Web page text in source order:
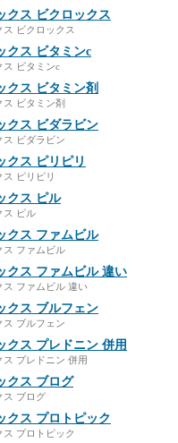
クス ビクロックス
ス ビクロックス
クス ビタミンc
ス ビタミンc
クス ビタミン剤
ス ビタミン剤
クス ビダラビン
ス ビダラビン
クス ピリピリ
ス ピリピリ
クス ピル
ス ピル
クス ファムビル
ス ファムビル
クス ファムビル 違い
ス ファムビル 違い
クス ブルフェン
ス ブルフェン
クス プレドニン 併用
ス プレドニン 併用
クス ブログ
ス ブログ
クス プロトピック
ス プロトピック